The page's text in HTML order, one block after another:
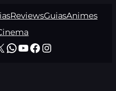
ReviewsGuiasAnimes
WhatsApp
Youtube
Facebook
Instagram